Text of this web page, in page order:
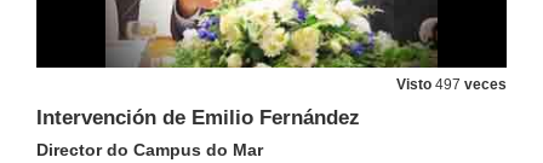
Visto 497 veces
Intervención de Emilio Fernández
Director do Campus do Mar
9 de xuño de 2017
Intervención de Irene Alejo Flores
9 de xuño de 2017